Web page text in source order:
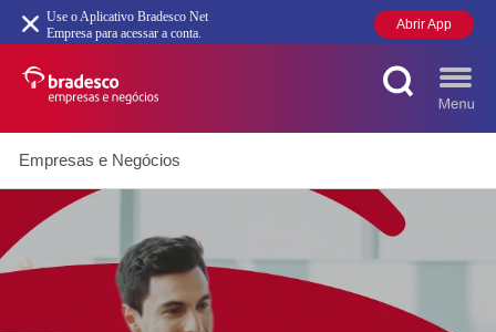
Empresas e Negócios
MAIS BUSCADOS SUAS BUSCAS RECENTES
Use o Aplicativo Bradesco Net
Empresa para acessar a conta.
Abrir App